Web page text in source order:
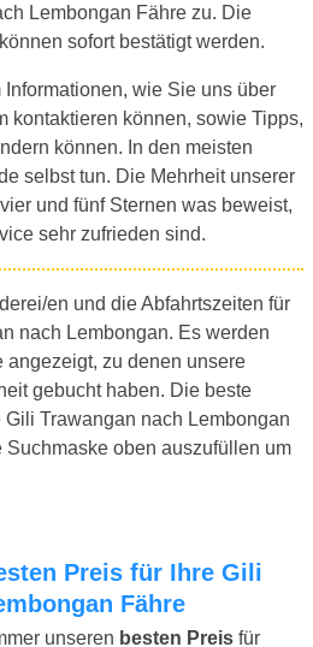
Lembongan Fähre zu. Die
sofort bestätigt werden.
wie Sie uns über
kontaktieren können, sowie Tipps,
können. In den meisten
selbst tun. Die Mehrheit unserer
und fünf Sternen was beweist,
sehr zufrieden sind.
en und die Abfahrtszeiten für
nach Lembongan. Es werden
angezeigt, zu denen unsere
gebucht haben. Die beste
Trawangan nach Lembongan
Suchmaske oben auszufüllen um
Fähre
unseren besten Preis für